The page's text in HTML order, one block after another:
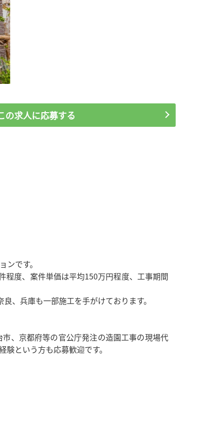
の求人に応募する
です。
程度、案件単価は平均150万円程度、工事期間
、兵庫も一部施工を手がけております。
、京都府等の官公庁発注の造園工事の現場代
という方も応募歓迎です。